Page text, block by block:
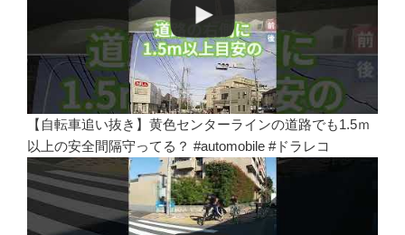
【自転車追い抜き】黄色センターラインの道路でも1.5ｍ
以上の安全間隔守ってる？ #automobile #ドラレコ